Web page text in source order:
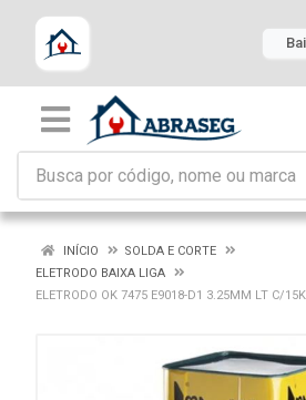
INÍCIO
SOLDA E CORTE
ELETRODO BAIXA LIGA
ELETRODO OK 7475 E9018-D1 3.25MM LT C/